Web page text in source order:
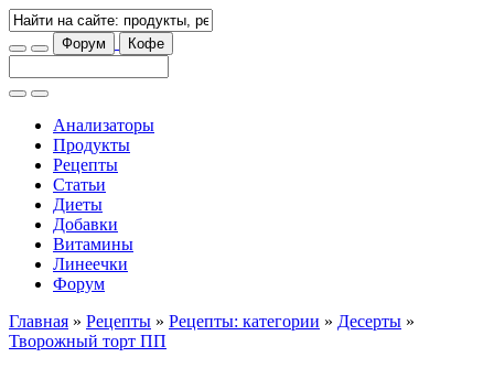
Форум Кофе
Анализаторы
Продукты
Рецепты
Статьи
Диеты
Добавки
Витамины
Линеечки
Форум
Главная » Рецепты » Рецепты: категории » Десерты »
Творожный торт ПП